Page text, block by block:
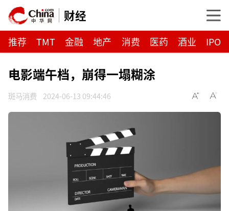
财经
推荐 TMT 金融 地产 消费 医药 酒业 IPO
电影端午档，崩得一塌糊涂
斑马消费 2024-06-13 09:44:46